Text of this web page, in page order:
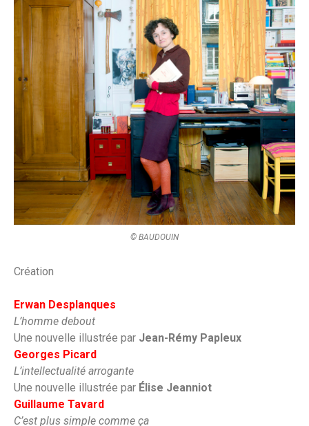
© BAUDOUIN
Création
Erwan Desplanques
L’homme debout
Une nouvelle illustrée par Jean-Rémy Papleux
Georges Picard
L’intellectualité arrogante
Une nouvelle illustrée par Élise Jeanniot
Guillaume Tavard
C’est plus simple comme ça